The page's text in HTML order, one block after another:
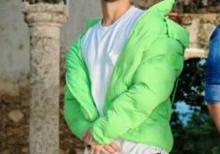
o